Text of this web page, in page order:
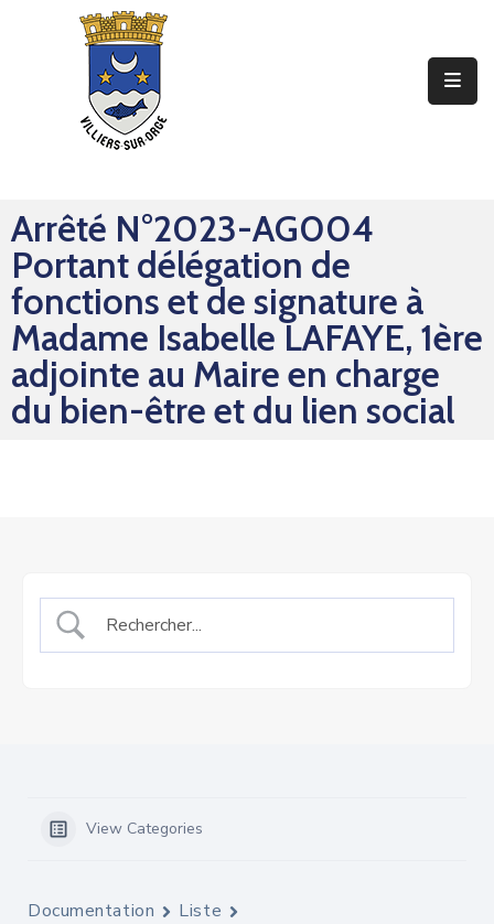
Mes
Sorties
Mes
Démarches
Contact
Arrêté N°2023-AG004
Portant délégation de
fonctions et de signature à
Madame Isabelle LAFAYE, 1ère
adjointe au Maire en charge
du bien-être et du lien social
View Categories
Documentation
Liste